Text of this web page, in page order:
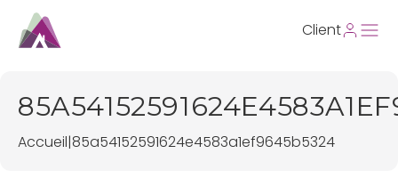
Client
Accueil|85a54152591624e4583a1ef9645b5324